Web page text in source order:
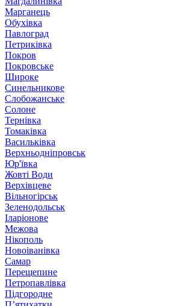
Марганець
Обухівка
Павлоград
Петриківка
Покров
Покровське
Широке
Синельникове
Слобожанське
Солоне
Тернівка
Томаківка
Васильківка
Верхньодніпровськ
Юр'ївка
Жовті Води
Верхівцеве
Вільногірськ
Зеленодольськ
Іларіонове
Межова
Нікополь
Новоіванівка
Самар
Перещепине
Петропавлівка
Підгородне